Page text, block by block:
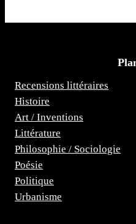
Recensions littéraires
Histoire
Art / Inventions
Littérature
Philosophie / Sociologie
Poésie
Politique
Urbanisme